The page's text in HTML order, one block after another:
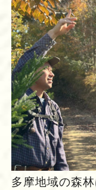
多摩地域の森